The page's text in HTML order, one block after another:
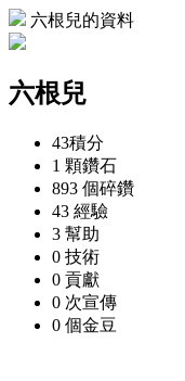
六根兒的資料
六根兒
43積分
1 顆鑽石
893 個碎鑽
43 經驗
3 幫助
0 技術
0 貢獻
0 次宣傳
0 個金豆